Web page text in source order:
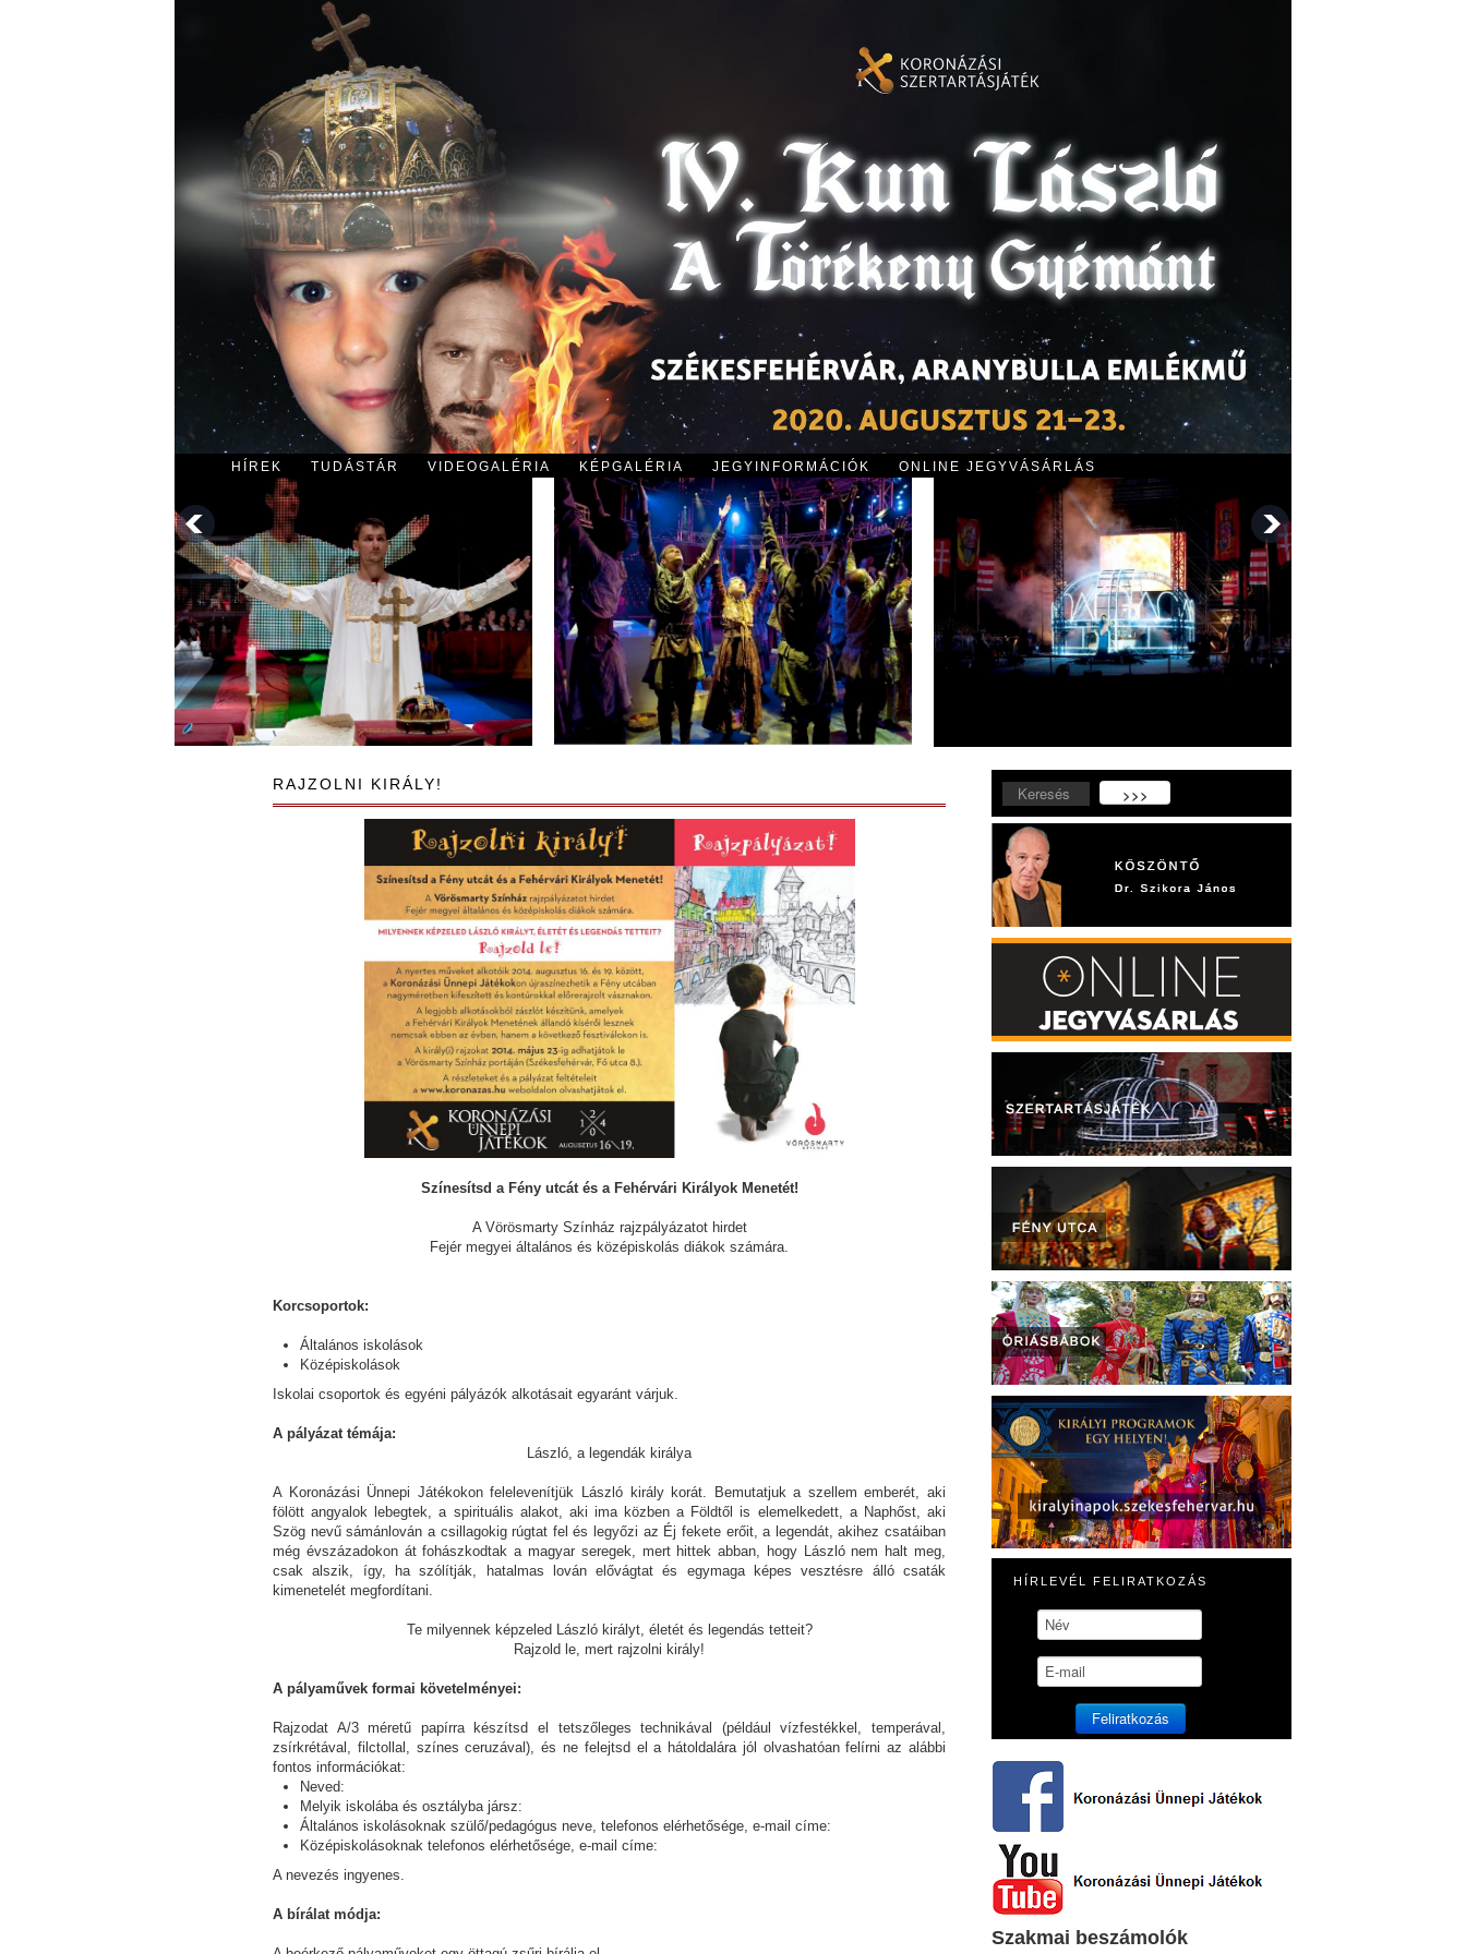
HÍREK TUDÁSTÁR VIDEOGALÉRIA KÉPGALÉRIA JEGYINFORMÁCIÓK ONLINE JEGYVÁSÁRLÁS
RAJZOLNI KIRÁLY!
Színesítsd a Fény utcát és a Fehérvári Királyok Menetét!
A Vörösmarty Színház rajzpályázatot hirdet
Fejér megyei általános és középiskolás diákok számára.
Korcsoportok:
Általános iskolások
Középiskolások
Iskolai csoportok és egyéni pályázók alkotásait egyaránt várjuk.
A pályázat témája:
László, a legendák királya
A Koronázási Ünnepi Játékokon felelevenítjük László király korát. Bemutatjuk a szellem emberét, aki
fölött angyalok lebegtek, a spirituális alakot, aki ima közben a Földtől is elemelkedett, a Naphőst, aki
Szög nevű sámánlován a csillagokig rúgtat fel és legyőzi az Éj fekete erőit, a legendát, akihez csatáiban
még évszázadokon át fohászkodtak a magyar seregek, mert hittek abban, hogy László nem halt meg,
csak alszik, így, ha szólítják, hatalmas lován elővágtat és egymaga képes vesztésre álló csaták
kimenetelét megfordítani.
Te milyennek képzeled László királyt, életét és legendás tetteit?
Rajzold le, mert rajzolni király!
A pályaművek formai követelményei:
Rajzodat A/3 méretű papírra készítsd el tetszőleges technikával (például vízfestékkel, temperával,
zsírkrétával, filctollal, színes ceruzával), és ne felejtsd el a hátoldalára jól olvashatóan felírni az alábbi
fontos információkat:
Neved:
Melyik iskolába és osztályba jársz:
Általános iskolásoknak szülő/pedagógus neve, telefonos elérhetősége, e-mail címe:
Középiskolásoknak telefonos elérhetősége, e-mail címe:
A nevezés ingyenes.
A bírálat módja:
Keresés... >>>
HÍRLEVÉL FELIRATKOZÁS
Szakmai beszámolók